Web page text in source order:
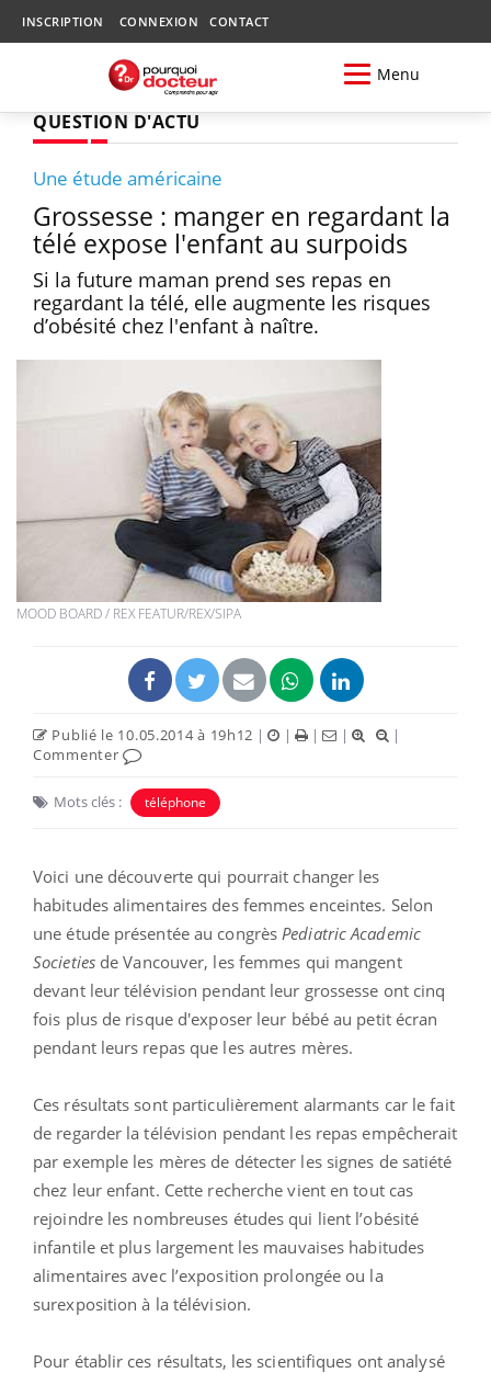
INSCRIPTION CONNEXION CONTACT
Menu
QUESTION D'ACTU
Une étude américaine
Grossesse : manger en regardant la
télé expose l'enfant au surpoids
Si la future maman prend ses repas en
regardant la télé, elle augmente les risques
d’obésité chez l'enfant à naître.
MOOD BOARD / REX FEATUR/REX/SIPA
Publié le 10.05.2014 à 19h12 | | | |
|
Commenter
Mots clés : téléphone
Voici une découverte qui pourrait changer les
habitudes alimentaires des femmes enceintes. Selon
une étude présentée au congrès Pediatric Academic
Societiesde Vancouver, les femmes qui mangent
devant leur télévision pendant leur grossesse ont cinq
fois plus de risque d'exposer leur bébé au petit écran
pendant leurs repas que les autres mères.
Ces résultats sont particulièrement alarmants car le fait
de regarder la télévision pendant les repas empêcherait
par exemple les mères de détecter les signes de satiété
chez leur enfant. Cette recherche vient en tout cas
rejoindre les nombreuses études qui lient l’obésité
infantile et plus largement les mauvaises habitudes
alimentaires avec l’exposition prolongée ou la
surexposition à la télévision.
Pour établir ces résultats, les scientifiques ont analysé